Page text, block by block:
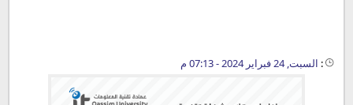
: السبت, 24 فبراير 2024 - 07:13 م